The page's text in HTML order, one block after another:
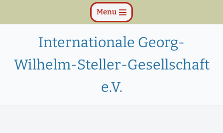
Zum
Menu
Internationale Georg-
Wilhelm-Steller-Gesellschaft
e.V.